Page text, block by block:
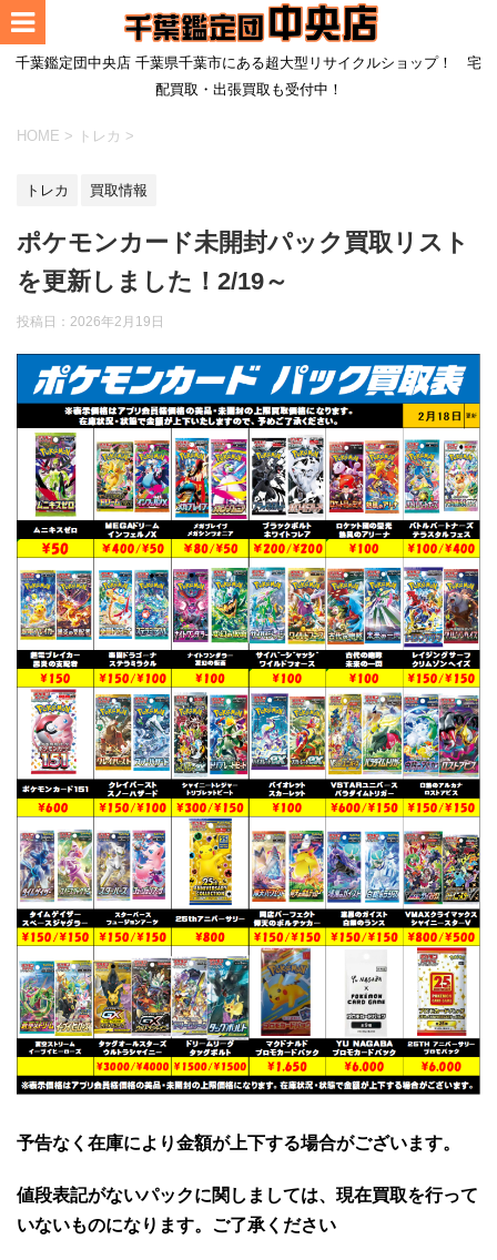
千葉鑑定団中央店 千葉県千葉市にある超大型リサイクルショップ！ 宅
配買取・出張買取も受付中！
HOME > トレカ >
トレカ 買取情報
ポケモンカード未開封パック買取リスト
を更新しました！2/19～
投稿日： 2026年2月19日
予告なく在庫により金額が上下する場合がございます。
値段表記がないパックに関しましては、現在買取を行って
いないものになります。ご了承ください